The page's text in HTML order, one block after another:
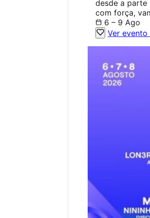
desde a parte
com força,
6 – 9 Ago
Ver